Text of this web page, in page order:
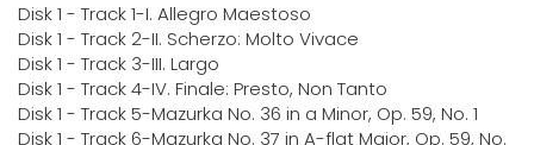
Disk 1 - Track 1-I. Allegro Maestoso
Disk 1 - Track 2-II. Scherzo: Molto Vivace
Disk 1 - Track 3-III. Largo
Disk 1 - Track 4-IV. Finale: Presto, Non Tanto
Disk 1 - Track 5-Mazurka No. 36 in a Minor, Op. 59, No. 1
Disk 1 - Track 6-Mazurka No. 37 in A-flat Major, Op. 59, No.